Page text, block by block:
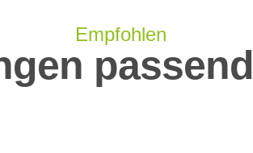
Empfohlen